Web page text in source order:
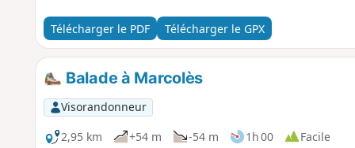
Télécharger le PDF Télécharger le GPX
Balade à Marcolès
Visorandonneur
2,95 km
+54 m -54 m 1h 00
Facile